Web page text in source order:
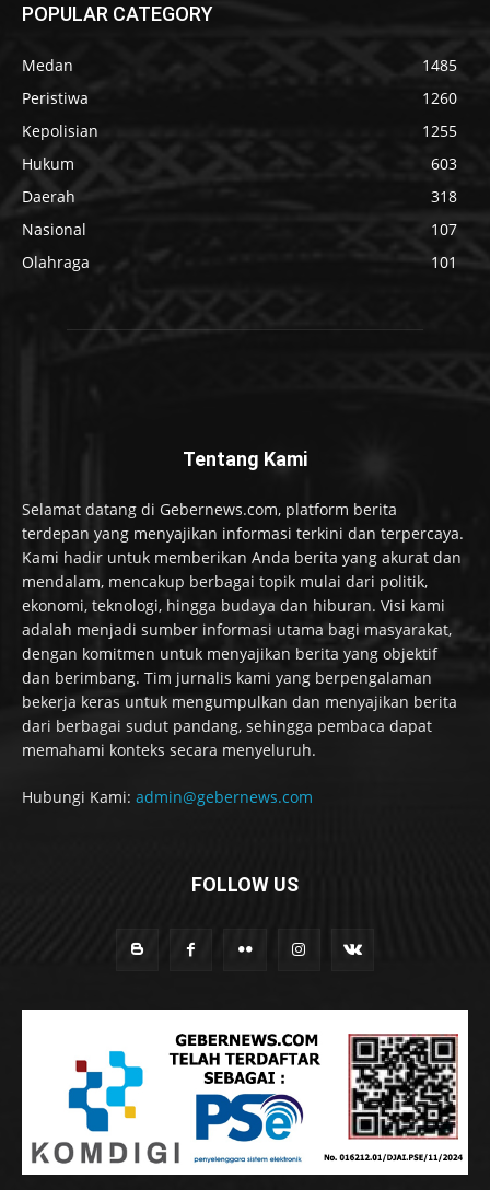
POPULAR CATEGORY
Medan
1485
Peristiwa
1260
Kepolisian
1255
Hukum
603
Daerah
318
Nasional
107
Olahraga
101
Tentang Kami
Selamat datang di Gebernews.com, platform berita
terdepan yang menyajikan informasi terkini dan terpercaya.
Kami hadir untuk memberikan Anda berita yang akurat dan
mendalam, mencakup berbagai topik mulai dari politik,
ekonomi, teknologi, hingga budaya dan hiburan. Visi kami
adalah menjadi sumber informasi utama bagi masyarakat,
dengan komitmen untuk menyajikan berita yang objektif
dan berimbang. Tim jurnalis kami yang berpengalaman
bekerja keras untuk mengumpulkan dan menyajikan berita
dari berbagai sudut pandang, sehingga pembaca dapat
memahami konteks secara menyeluruh.
Hubungi Kami: admin@gebernews.com
FOLLOW US